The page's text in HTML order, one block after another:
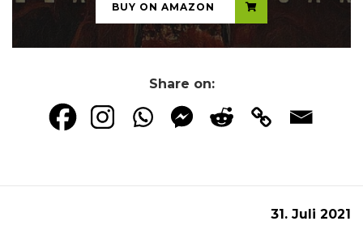
BUY ON AMAZON
Share on:
31. Juli 2021